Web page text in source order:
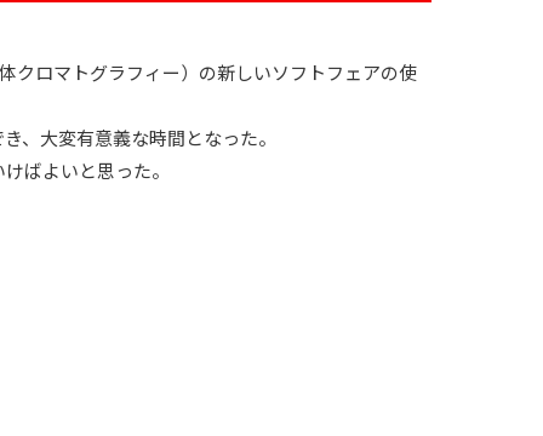
クロマトグラフィー）の新しいソフトフェアの使
、大変有意義な時間となった。
ばよいと思った。